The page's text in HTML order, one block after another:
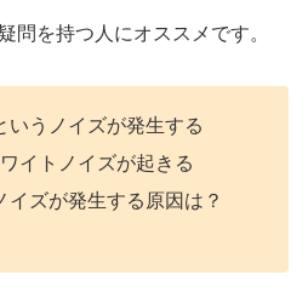
問を持つ人にオススメです。
いうノイズが発生する
イトノイズが起きる
イズが発生する原因は？